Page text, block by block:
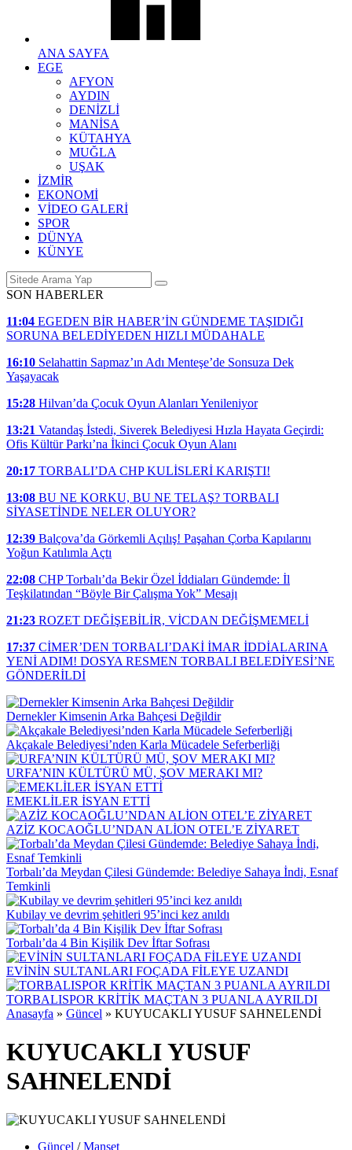
ANA SAYFA
EGE
AFYON
AYDIN
DENİZLİ
MANİSA
KÜTAHYA
MUĞLA
UŞAK
İZMİR
EKONOMİ
VİDEO GALERİ
SPOR
DÜNYA
KÜNYE
SON HABERLER
11:04 EGEDEN BİR HABER’İN GÜNDEME TAŞIDIĞI
SORUNA BELEDİYEDEN HIZLI MÜDAHALE
16:10 Selahattin Sapmaz’ın Adı Menteşe’de Sonsuza Dek
Yaşayacak
15:28 Hilvan’da Çocuk Oyun Alanları Yenileniyor
13:21 Vatandaş İstedi, Siverek Belediyesi Hızla Hayata Geçirdi:
Ofis Kültür Parkı’na İkinci Çocuk Oyun Alanı
20:17 TORBALI’DA CHP KULİSLERİ KARIŞTI!
13:08 BU NE KORKU, BU NE TELAŞ? TORBALI
SİYASETİNDE NELER OLUYOR?
12:39 Balçova’da Görkemli Açılış! Paşahan Çorba Kapılarını
Yoğun Katılımla Açtı
22:08 CHP Torbalı’da Bekir Özel İddiaları Gündemde: İl
Teşkilatından “Böyle Bir Çalışma Yok” Mesajı
21:23 ROZET DEĞİŞEBİLİR, VİCDAN DEĞİŞMEMELİ
17:37 CİMER’DEN TORBALI’DAKİ İMAR İDDİALARINA
YENİ ADIM! DOSYA RESMEN TORBALI BELEDİYESİ’NE
GÖNDERİLDİ
Dernekler Kimsenin Arka Bahçesi Değildir
Akçakale Belediyesi’nden Karla Mücadele Seferberliği
URFA’NIN KÜLTÜRÜ MÜ, ŞOV MERAKI MI?
EMEKLİLER İSYAN ETTİ
AZİZ KOCAOĞLU’NDAN ALİON OTEL’E ZİYARET
Torbalı’da Meydan Çilesi Gündemde: Belediye Sahaya İndi, Esnaf
Temkinli
Kubilay ve devrim şehitleri 95’inci kez anıldı
Torbalı’da 4 Bin Kişilik Dev İftar Sofrası
EVİNİN SULTANLARI FOÇADA FİLEYE UZANDI
TORBALISPOR KRİTİK MAÇTAN 3 PUANLA AYRILDI
Anasayfa » Güncel » KUYUCAKLI YUSUF SAHNELENDİ
KUYUCAKLI YUSUF
SAHNELENDİ
Güncel /Manşet